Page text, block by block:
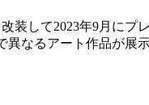
して2023年9月にプ
なるアート作品が展示